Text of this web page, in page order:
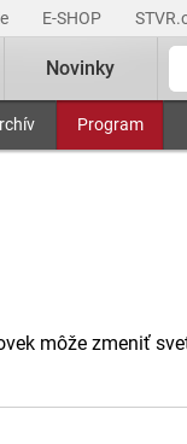
E-SHOP
Program
Novinky
môže zmeniť